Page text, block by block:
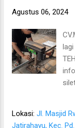
kebutuhan proyek
proyek memiliki
Multi Gisma
terbaik melalui
memiliki kualitas
konsultasi serta
Agustus 06, 2024
Lokasi: Jl. Masjid
Jatirahayu, Kec.